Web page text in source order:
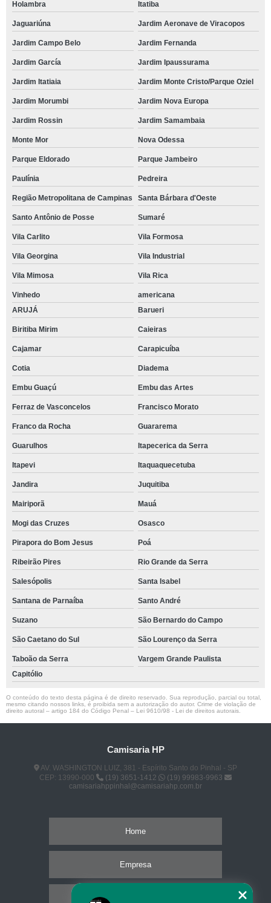
Holambra Itatiba
Jaguariúna Jardim Aeronave de Viracopos
Jardim Campo Belo Jardim Fernanda
Jardim García Jardim Ipaussurama
Jardim Itatiaia Jardim Monte Cristo/Parque Oziel
Jardim Morumbi Jardim Nova Europa
Jardim Rossin Jardim Samambaia
Monte Mor Nova Odessa
Parque Eldorado Parque Jambeiro
Paulínia Pedreira
Região Metropolitana de Campinas Santa Bárbara d'Oeste
Santo Antônio de Posse Sumaré
Vila Carlito Vila Formosa
Vila Georgina Vila Industrial
Vila Mimosa Vila Rica
Vinhedo
americana
ARUJÁ
Barueri
Biritiba Mirim Caieiras
Cajamar Carapicuíba
Cotia Diadema
Embu Guaçú Embu das Artes
Ferraz de Vasconcelos Francisco Morato
Franco da Rocha Guararema
Guarulhos Itapecerica da Serra
Itapevi Itaquaquecetuba
Jandira Juquitiba
Mairiporã Mauá
Mogi das Cruzes Osasco
Pirapora do Bom Jesus Poá
Ribeirão Pires Rio Grande da Serra
Salesópolis Santa Isabel
Santana de Parnaíba Santo André
Suzano São Bernardo do Campo
São Caetano do Sul São Lourenço da Serra
Taboão da Serra
Vargem Grande Paulista
Capitólio
O conteúdo do texto desta página é de direito reservado. Sua reprodução, parcial ou total,
mesmo citando nossos links, é proibida sem a autorização do autor. Crime de violação de
direito autoral – artigo 184 do Código Penal – Lei 9610/98 - Lei de direitos autorais
Camisaria HP
AV. WASHINGTON LUIZ, 381 - Espírito Santo do Pinhal - SP
CEP: 13990-000
(19) 3651-1412
(19) 99983-9963
camisariahppinhal@camisariahp.com.br
Home
Empresa